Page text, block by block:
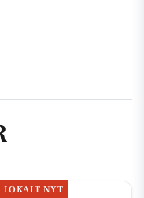
LOKALT NYT